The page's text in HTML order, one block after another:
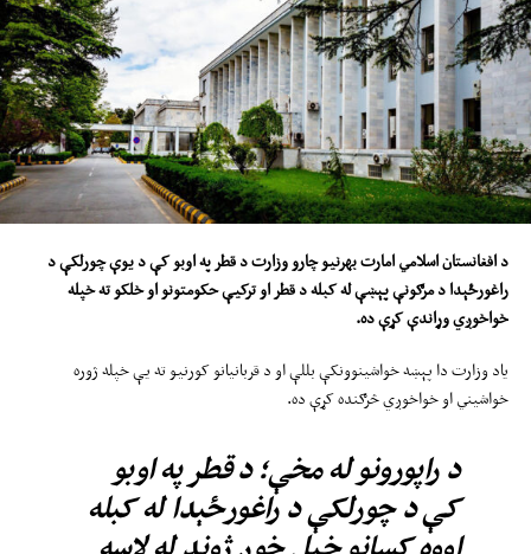
د افغانستان اسلامي امارت بهرنیو چارو وزارت د قطر په اوبو کې د یوېچورلکې د
راغورځېدا د مرګونې پېښېلهکبله د قطر او ترکیې حکومتونو او خلکوته خپله
خواخوږيوړاندېکړې ده.
یاد وزارت دا پېښه خواشینوونکې بللې او د قربانیانو کورنیو ته یې خپله ژوره
خواشیني او خواخوږي څرګنده کړې ده.
د راپورونو له مخې؛ د قطر په اوبو
کې د چورلکې د راغورځېدا له کبله